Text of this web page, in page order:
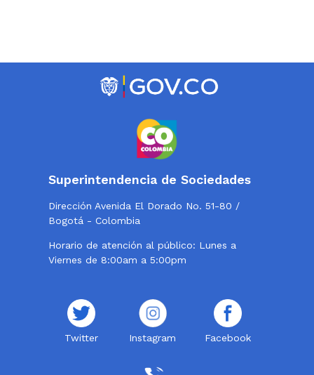
Superintendencia de Sociedades
Dirección Avenida El Dorado No. 51-80 /
Bogotá - Colombia
Horario de atención al público: Lunes a
Viernes de 8:00am a 5:00pm
Twitter Instagram Facebook